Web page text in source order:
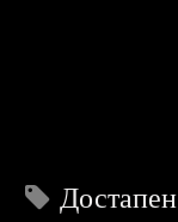
Достапен